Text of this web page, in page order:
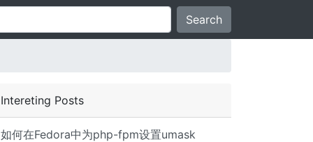
Search
Intereting Posts
如何在Fedora中为php-fpm设置umask